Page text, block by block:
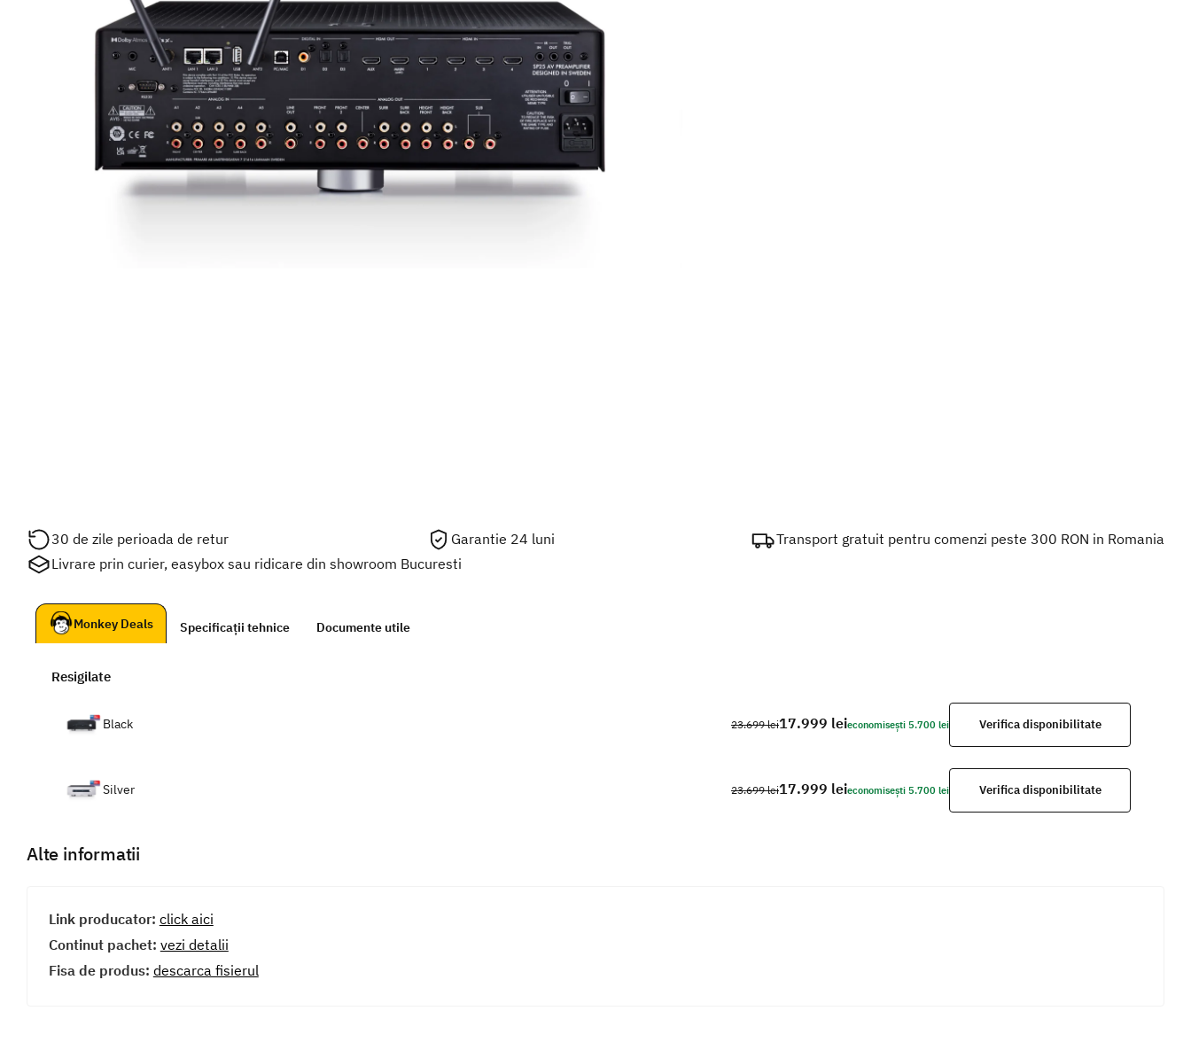
30 de zile perioada de retur Garantie 24 luni
Transport gratuit pentru comenzi peste 300 RON in Romania
Livrare prin curier, easybox sau ridicare din showroom Bucuresti
Monkey Deals Specificații tehnice Documente utile
Resigilate
Black 23.699 lei17.999 leieconomisești 5.700 lei Verifica disponibilitate
Silver 23.699 lei17.999 leieconomisești 5.700 lei Verifica disponibilitate
Alte informatii
Link producator: click aici
Continut pachet: vezi detalii
Fisa de produs: descarca fisierul